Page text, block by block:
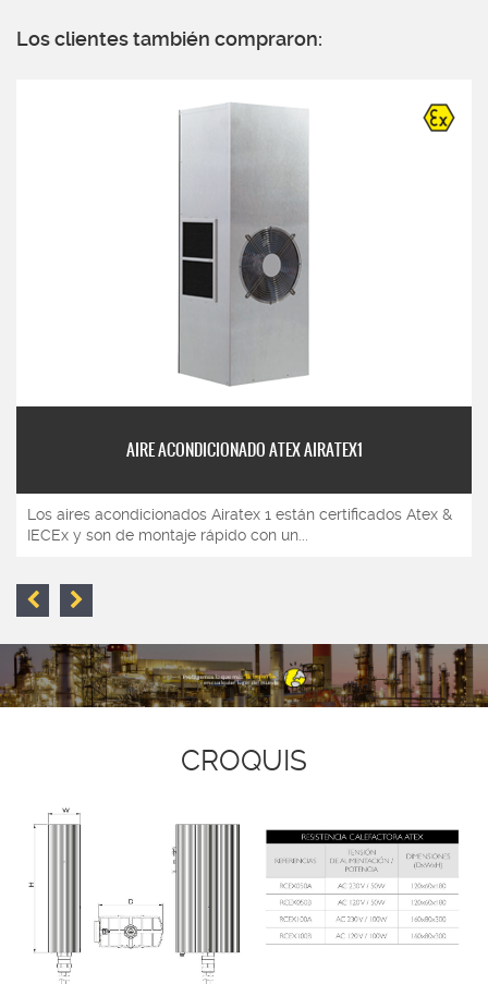
Los clientes también compraron:
AIRE ACONDICIONADO ATEX AIRATEX1
Los aires acondicionados Airatex 1 están certificados Atex &
IECEx y son de montaje rápido con un...
CROQUIS